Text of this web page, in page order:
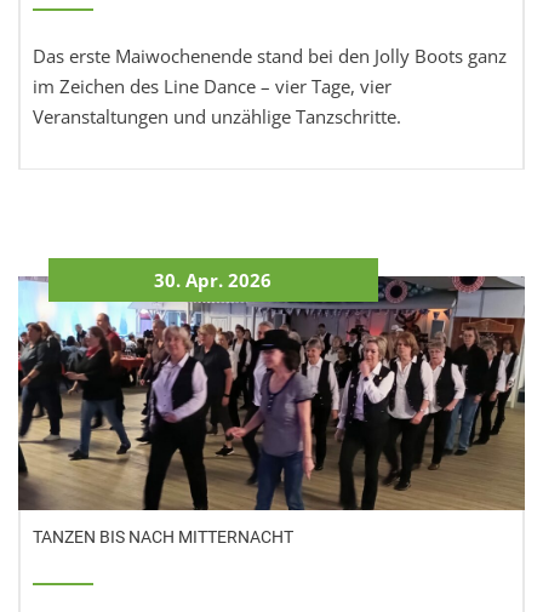
Das erste Maiwochenende stand bei den Jolly Boots ganz
im Zeichen des Line Dance – vier Tage, vier
Veranstaltungen und unzählige Tanzschritte.
30. Apr. 2026
TANZEN BIS NACH MITTERNACHT